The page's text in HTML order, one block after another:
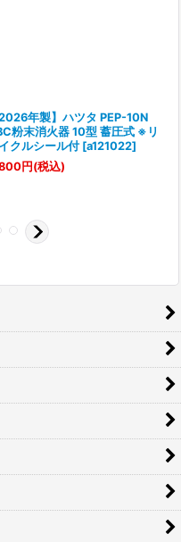
2026年製】ハツタ PEP-10N
粉末消火器 10型 蓄圧式 ※リ
クルシール付 [a121022]
円 (税込)